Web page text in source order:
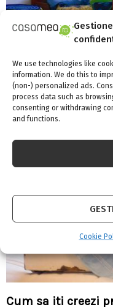
We use technologies like
information. We do this to
(non-) personalized ads.
process data such as
consenting or withdrawing
and functions.
Cookie
Sa impartim
Cum sa iti creezi